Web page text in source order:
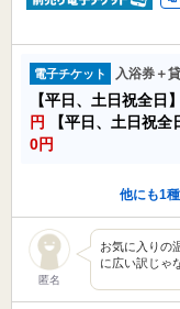
電子チケット 入浴券＋
【平日、土日祝全日
円
【平日、土日祝
0円
他にも1
匿名
お気に入りの
に広い訳じゃ